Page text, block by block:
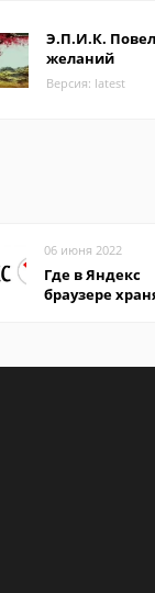
Э.П.И.К.
желаний
Версия: latest
06 июня 2022
Где в Яндекс
браузере